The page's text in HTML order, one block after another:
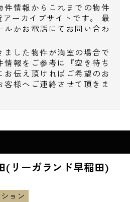
情報からこれまでの物件
ーカイブサイトです。 最
ルかお電話にてお問い合わ
した物件が満室の場合で
情報をご参考に『空き待ち
お伝え頂ければご希望のお
様へご連絡させて頂きま
(リーガランド早稲田)
ョン
500-529
：00
わせ